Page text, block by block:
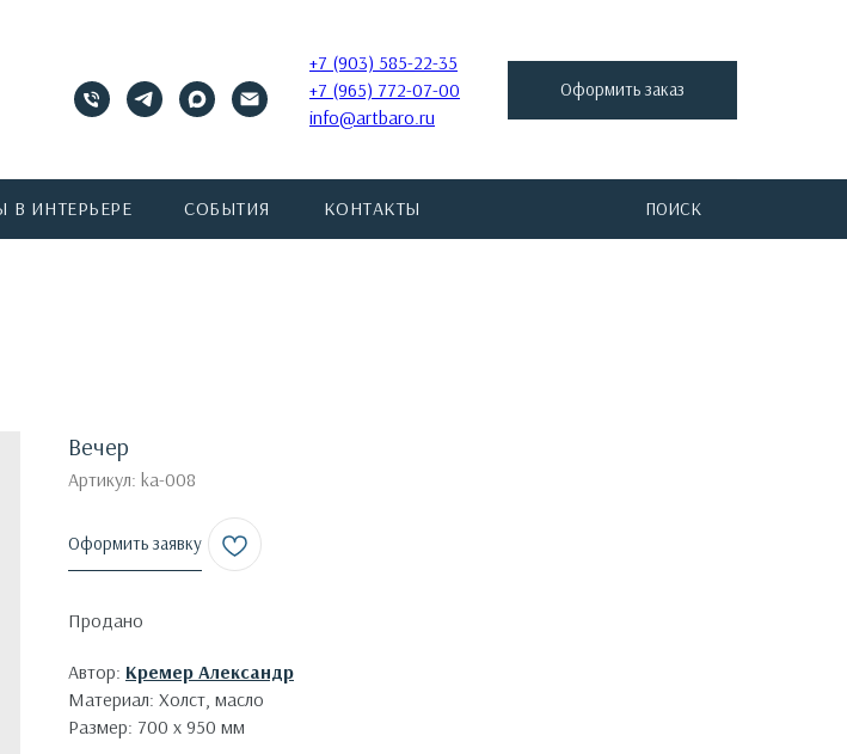
+7 (903) 585-22-35
+7 (965) 772-07-00
info@artbaro.ru
Оформить заказ
ПОИСК
В ИНТЕРЬЕРЕ СОБЫТИЯ КОНТАКТЫ
Вечер
Артикул: ka-008
Оформить заявку
Продано
Автор: Кремер Александр
Материал: Холст, масло
Размер: 700 х 950 мм